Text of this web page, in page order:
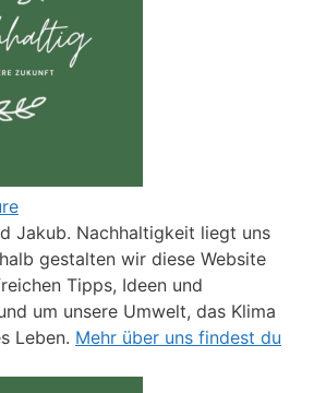
Jakub. Nachhaltigkeit liegt uns
gestalten wir diese Website
Tipps, Ideen und
um unsere Umwelt, das Klima
Leben. Mehr über uns findest du